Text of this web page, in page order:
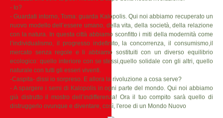
- Io?
- Guardati intorno, Toma: guarda Kalopolis. Qui noi abbiamo recuperato un
nuovo modello dell’essere umano, della vita, della società, della relazione
con la natura. In questa città abbiamo sconfitto i miti della modernità come
l’individualismo, il progresso indefinito, la concorrenza, il consumismo,il
mercato senza regole e li abbiamo sostituiti con un diverso equilibrio
ecologico: quello interiore con se stessi,quello solidale con gli altri, quello
naturale con tutti gli esseri viventi.
-Caspita- dissi io sorpreso. E allora la rivoluzione a cosa serve?
- A spargere i semi di Kalopolis in ogni parte del mondo. Qui noi abbiamo
già distrutto il mostro dell’indifferenza! Ora il tuo compito sarà quello di
distruggerlo ovunque e diventare, così, l'eroe di un Mondo Nuovo